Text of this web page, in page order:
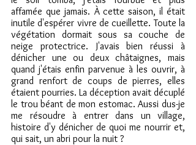
affamée que jamais. À cette saison, il était
inutile d'espérer vivre de cueillette. Toute la
végétation dormait sous sa couche de
neige protectrice. J'avais bien réussi à
dénicher une ou deux châtaignes, mais
quand j'étais enfin parvenue à les ouvrir, à
grand renfort de coups de pierres, elles
étaient pourries. La déception avait décuplé
le trou béant de mon estomac. Aussi dus-je
me résoudre à entrer dans un village,
histoire d'y dénicher de quoi me nourrir et,
qui sait, un abri pour la nuit ?